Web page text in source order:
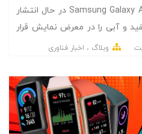
رندرهای جدیدی از گوشی Samsung Galaxy A03s در حال انتشار
سفید و آبی را در معرض نمایش قرار
وبلاگ اخبار فناوری